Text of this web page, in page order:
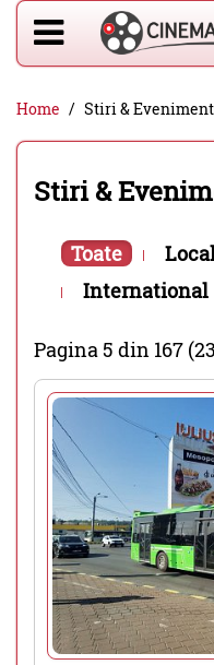
Home Stiri &
Stiri &
Toate
International
Pagina 5 din 167